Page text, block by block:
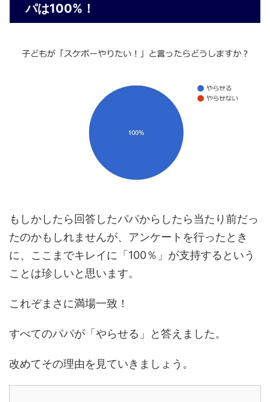
パは100%！
もしかしたら回答したパパからしたら当たり前だっ
たのかもしれませんが、アンケートを行ったとき
に、ここまでキレイに「100％」が支持するという
ことは珍しいと思います。
これぞまさに満場一致！
すべてのパパが「やらせる」と答えました。
改めてその理由を見ていきましょう。